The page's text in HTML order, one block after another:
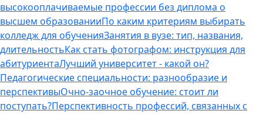
высокооплачиваемые профессии без диплома о
высшем образованииПо каким критериям выбирать
колледж для обученияЗанятия в вузе: тип, названия,
длительностьКак стать фотографом: инструкция для
абитуриентаЛучший университет - какой он?
Педагогические специальности: разнообразие и
перспективыОчно-заочное обучение: стоит ли
поступать?Перспективность профессий, связанных с